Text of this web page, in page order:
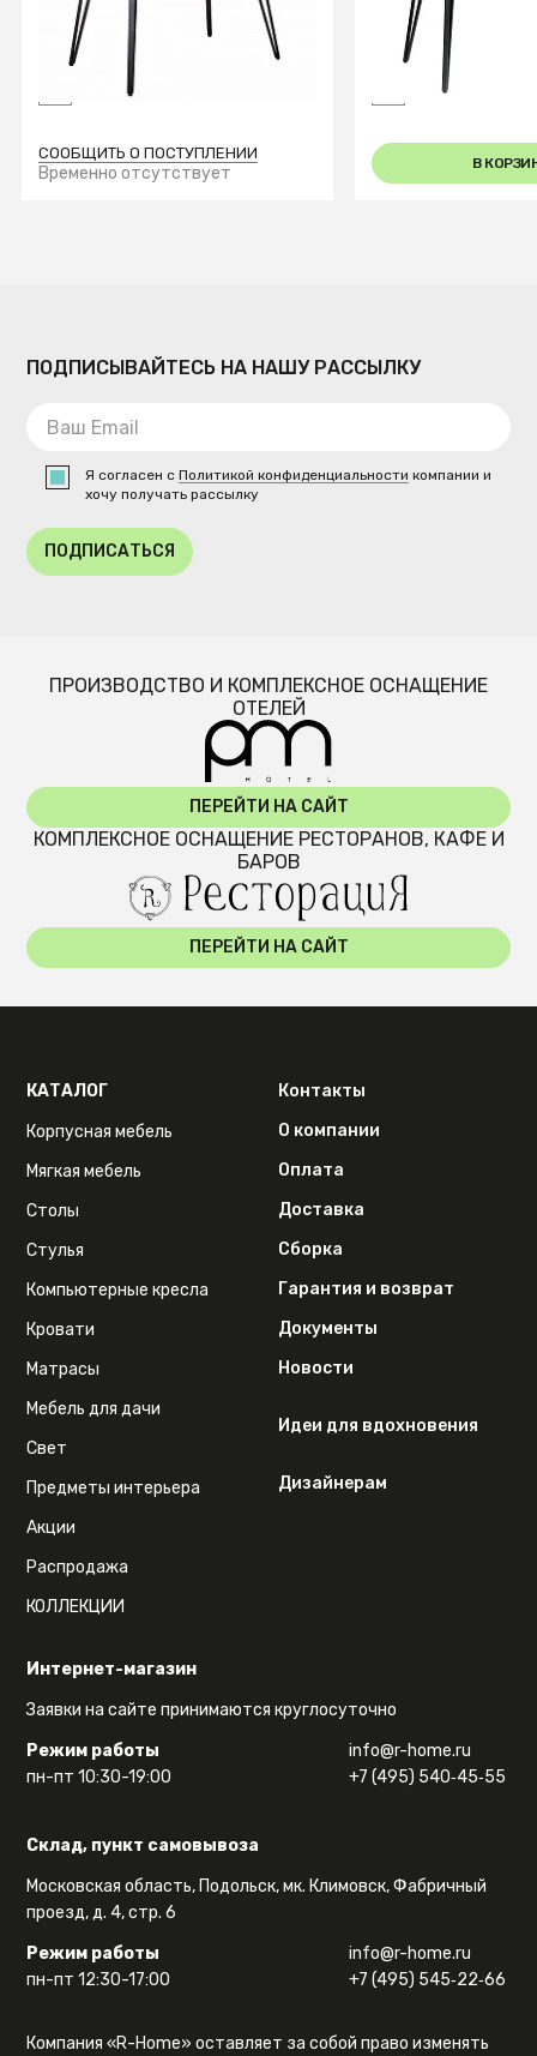
Стол Диего раздвиж. 140-
180*80 белый
СООБЩИТЬ О ПОСТУПЛЕНИИ
Временно отсутствует
Стол Диего
180
Мрамор
В
ПОДПИСЫВАЙТЕСЬ НА НАШУ РАССЫЛКУ
Я согласен сПолитикой конфиденциальности компании и
хочу получать рассылку
ПОДПИСАТЬСЯ
ПРОИЗВОДСТВО И КОМПЛЕКСНОЕ ОСНАЩЕНИЕ
ОТЕЛЕЙ
ПЕРЕЙТИ НА САЙТ
КОМПЛЕКСНОЕ ОСНАЩЕНИЕ РЕСТОРАНОВ, КАФЕ И
БАРОВ
ПЕРЕЙТИ НА САЙТ
Интернет-магазин
Заявки на сайте принимаются круглосуточно
Режим работы
пн-пт 10:30-19:00
info@r-home.ru
+7 (495) 540‑45‑55
Склад, пункт самовывоза
Московская область, Подольск, мк. Климовск, Фабричный
проезд, д. 4, стр. 6
Режим работы
пн-пт 12:30-17:00
info@r-home.ru
+7 (495) 545‑22‑66
КАТАЛОГ
Корпусная мебель
Мягкая мебель
Столы
Стулья
Компьютерные кресла
Кровати
Матрасы
Мебель для дачи
Свет
Предметы интерьера
Акции
Распродажа
КОЛЛЕКЦИИ
Контакты
О компании
Оплата
Доставка
Сборка
Гарантия и возврат
Документы
Новости
Идеи для вдохновения
Дизайнерам
Компания «R-Home» оставляет за собой право изменять